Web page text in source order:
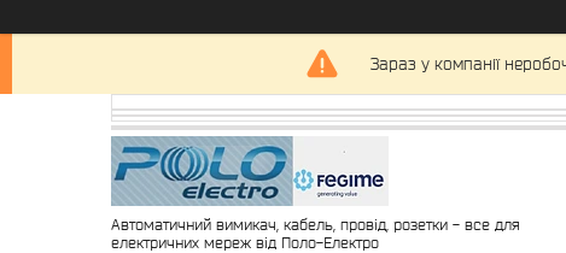
Зараз у компанії
Автоматичний вимикач, кабель, провід, розетки - все для
електричних мереж від Поло-Електро